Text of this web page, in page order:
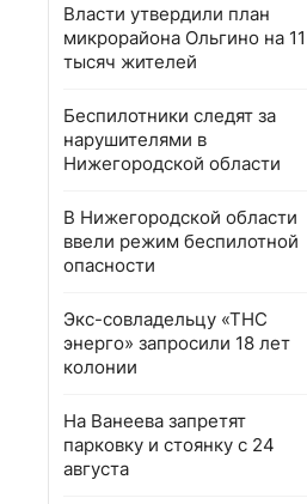
Власти утвердили план
микрорайона Ольгино на 11
тысяч жителей
Беспилотники следят за
нарушителями в
Нижегородской области
В Нижегородской области
ввели режим беспилотной
опасности
Экс-совладельцу «ТНС
энерго» запросили 18 лет
колонии
На Ванеева запретят
парковку и стоянку с 24
августа